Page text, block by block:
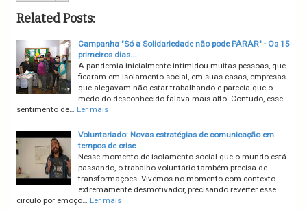
Related Posts:
Campanha "Só a Solidariedade não pode PARAR" - Os 15
primeiros dias...
A pandemia inicialmente intimidou muitas pessoas, que
ficaram em isolamento social, em suas casas, empresas
que alegavam não estar trabalhando e parecia que o
medo do desconhecido falava mais alto. Contudo, esse
sentimento de… Ler mais
Voluntariado: Novas estratégias de comunicação em
tempos de crise
Nesse momento de isolamento social que o mundo está
passando, o trabalho voluntário também precisa de
transformações. Vivemos no momento com contexto
extremamente desmotivador, precisando reverter esse
circulo por emoçõ… Ler mais